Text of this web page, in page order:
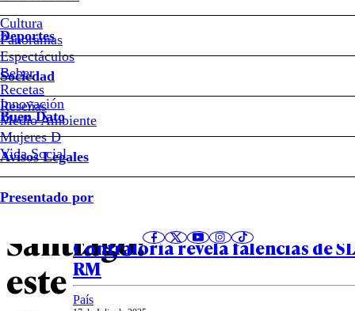
Cultura
Panoramas
Espectáculos
Beber
Recetas
Reseñas
Deportes
Sociedad
Innovación
Medio Ambiente
Mujeres D
Vida Social
Buen Dato
Avisos Legales
Presentado por
#Región
Metropolitana
Vuelve
la
lluvia
a
Santiago:
este
Notas relacionadas
17 de Julio de 2025
Uso irregular de más de $1.200
Contraloría revela falencias de
RM
País